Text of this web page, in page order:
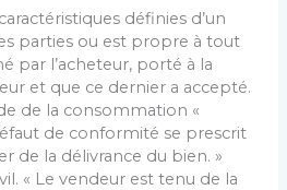
définies d’un
parties ou est propre à tout
par l’acheteur, porté à la
et que ce dernier a accepté.
de la consommation «
de conformité se prescrit
de la délivrance du bien. »
« Le vendeur est tenu de la